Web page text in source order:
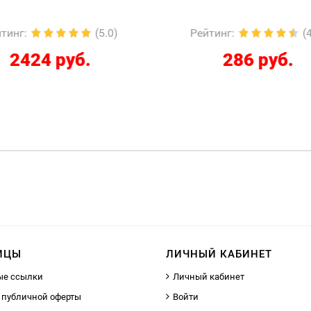
: (4.5)
286 руб.
Рейтинг :
12267 руб.
ссылки
публичной оферты
ЛИЧНЫЙ КАБИНЕТ
Личный кабинет
Войти